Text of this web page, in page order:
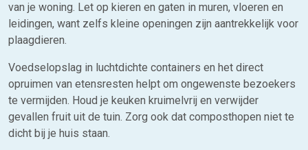
van je woning. Let op kieren en gaten in muren, vloeren en
leidingen, want zelfs kleine openingen zijn aantrekkelijk voor
plaagdieren.
Voedselopslag in luchtdichte containers en het direct
opruimen van etensresten helpt om ongewenste bezoekers
te vermijden. Houd je keuken kruimelvrij en verwijder
gevallen fruit uit de tuin. Zorg ook dat composthopen niet te
dicht bij je huis staan.